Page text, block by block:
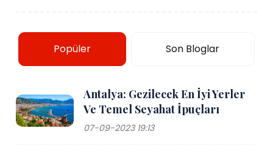
Popüler Son Bloglar
Antalya: Gezilecek En İyi Yerler
Ve Temel Seyahat İpuçları
07-09-2023 19:13